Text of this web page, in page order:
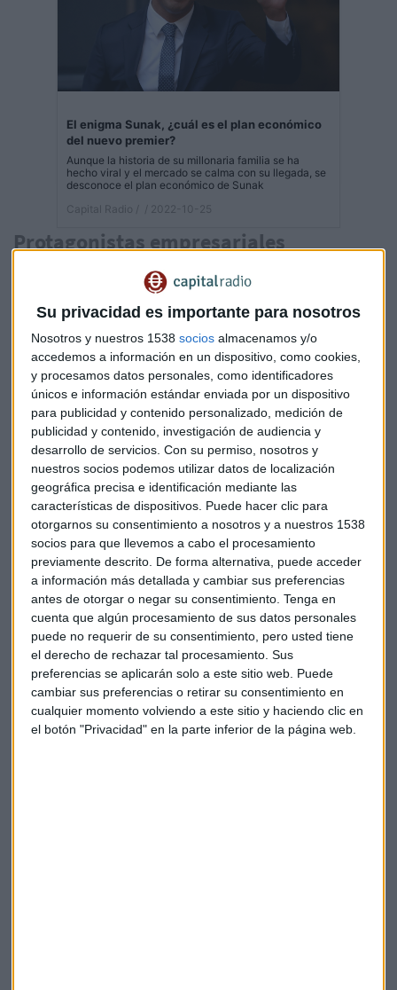
Su privacidad es importante para nosotros
Nosotros y nuestros 1538 socios almacenamos y/o
accedemos a información en un dispositivo, como cookies,
y procesamos datos personales, como identificadores
únicos e información estándar enviada por un dispositivo
para publicidad y contenido personalizado, medición de
publicidad y contenido, investigación de audiencia y
desarrollo de servicios. Con su permiso, nosotros y
nuestros socios podemos utilizar datos de localización
geográfica precisa e identificación mediante las
características de dispositivos. Puede hacer clic para
otorgarnos su consentimiento a nosotros y a nuestros 1538
socios para que llevemos a cabo el procesamiento
previamente descrito. De forma alternativa, puede acceder
a información más detallada y cambiar sus preferencias
antes de otorgar o negar su consentimiento. Tenga en
cuenta que algún procesamiento de sus datos personales
puede no requerir de su consentimiento, pero usted tiene
el derecho de rechazar tal procesamiento. Sus
preferencias se aplicarán solo a este sitio web. Puede
cambiar sus preferencias o retirar su consentimiento en
cualquier momento volviendo a este sitio y haciendo clic en
el botón "Privacidad" en la parte inferior de la página web.
El enigma Sunak, ¿cuál es el plan económico
del nuevo premier?
Aunque la historia de su millonaria familia se ha
hecho viral y el mercado se calma con su llegada, se
desconoce el plan económico de Sunak
Capital Radio /
/ 2022-10-25
Protagonistas empresariales
obtiene un beneficio antes de impuestos de
3.150 millones de dólares en el tercer trimestre, esa cifra
supone una caída de un 42% pero está por encima de lo
esperado. Detrás de la bajada, las mayores provisiones por
créditos dudosos y 2.400 millones por la venta de activos en
Francia. Sus ingresos se dispararon, entre otras cosas, por
la subida de los tipos de interés.
Y una sorpresa: nombra aGeorges Elhedery,al que fuera
jefe de su banca de inversión -y que ahora estaba de año
sabático- como nuevo director financiero del grupo.
UBSbaja su beneficio neto un 24% en el beneficio neto del
tercer trimestre hasta los 1.730 millones de dólares pero
está por encima de lo esperado. Ha bajado la actividad en el
mercado pero ha aumentado los fondos de los clientes. Ha
atraído 17.000 millones de nuevos activos netos de gestión
de patrimonio.
El fabricante de software alemán
SAP (+4%)
eleva los
ingresos totales un 5% hasta 7.840 millones de euros, por
encima de lo esperado. Mantiene previsiones de beneficio
operativo anual entre 7.600 y 7.900 millones de euros, que